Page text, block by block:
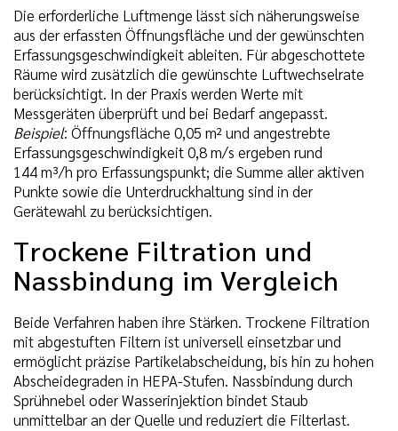
Die erforderliche Luftmenge lässt sich näherungsweise
aus der erfassten Öffnungsfläche und der gewünschten
Erfassungsgeschwindigkeit ableiten. Für abgeschottete
Räume wird zusätzlich die gewünschte Luftwechselrate
berücksichtigt. In der Praxis werden Werte mit
Messgeräten überprüft und bei Bedarf angepasst.
Beispiel: Öffnungsfläche 0,05 m² und angestrebte
Erfassungsgeschwindigkeit 0,8 m/s ergeben rund
144 m³/h pro Erfassungspunkt; die Summe aller aktiven
Punkte sowie die Unterdruckhaltung sind in der
Gerätewahl zu berücksichtigen.
Trockene Filtration und
Nassbindung im Vergleich
Beide Verfahren haben ihre Stärken. Trockene Filtration
mit abgestuften Filtern ist universell einsetzbar und
ermöglicht präzise Partikelabscheidung, bis hin zu hohen
Abscheidegraden in HEPA-Stufen. Nassbindung durch
Sprühnebel oder Wasserinjektion bindet Staub
unmittelbar an der Quelle und reduziert die Filterlast.